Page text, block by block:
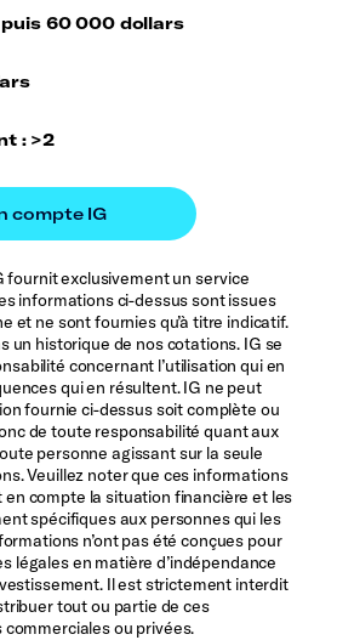
60 000 dollars
: >2
fournit exclusivement un service
informations ci-dessus sont issues
et ne sont fournies qu’à titre indicatif.
un historique de nos cotations. IG se
concernant l’utilisation qui en
qui en résultent. IG ne peut
fournie ci-dessus soit complète ou
de toute responsabilité quant aux
personne agissant sur la seule
Veuillez noter que ces informations
compte la situation financière et les
spécifiques aux personnes qui les
n’ont pas été conçues pour
légales en matière d’indépendance
Il est strictement interdit
tout ou partie de ces
ou privées.